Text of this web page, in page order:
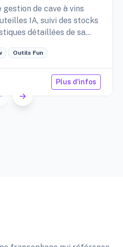
de cave à vins
IA, suivi des stocks
détaillées de sa
Outils Fun
Plus d'infos